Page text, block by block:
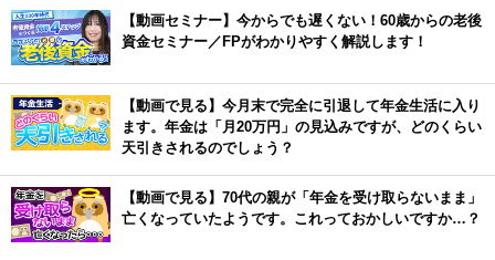
【動画セミナー】今からでも遅くない！60歳からの老後
資金セミナー／FPがわかりやすく解説します！
【動画で見る】今月末で完全に引退して年金生活に入り
ます。年金は「月20万円」の見込みですが、どのくらい
天引きされるのでしょう？
【動画で見る】70代の親が「年金を受け取らないまま」
亡くなっていたようです。これっておかしいですか…？